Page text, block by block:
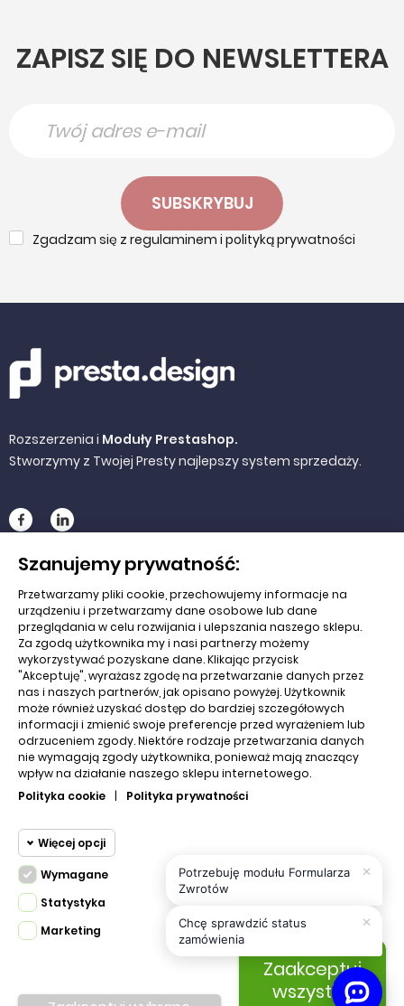
ZAPISZ SIĘ DO NEWSLETTERA
SUBSKRYBUJ
Zgadzam się z regulaminem i polityką prywatności
Rozszerzenia i Moduły Prestashop.
Stworzymy z Twojej Presty najlepszy system sprzedaży.
NA SKRÓTY
Koszyk
O nas
Edu nrzędzia
Regulamin
Kontakt z nami
Polityka prywatności
PRESTA.DESIGN © 2023 Stworzone z
All Rights Reserved.
Szanujemy prywatność:
Przetwarzamy pliki cookie, przechowujemy informacje na
urządzeniu i przetwarzamy dane osobowe lub dane
przeglądania w celu rozwijania i ulepszania naszego sklepu.
Za zgodą użytkownika my i nasi partnerzy możemy
wykorzystywać pozyskane dane. Klikając przycisk
"Akceptuję", wyrażasz zgodę na przetwarzanie danych przez
nas i naszych partnerów, jak opisano powyżej. Użytkownik
może również uzyskać dostęp do bardziej szczegółowych
informacji i zmienić swoje preferencje przed wyrażeniem lub
odrzuceniem zgody. Niektóre rodzaje przetwarzania danych
nie wymagają zgody użytkownika, ponieważ mają znaczący
wpływ na działanie naszego sklepu internetowego.
Polityka cookie
| Polityka prywatności
Więcej opcji
Wymagane Cookie funkcjonalne
Wymagane pliki cookie oraz cookie
HttpOnly. Pliki cookie wymagane do
przeglądania witryny i korzystania z jej
podstawowych funkcji. Te pliki cookie
Cookie
Cookie
Wymagane
Statystyka
Marketing
Zaakceptuj
wszystko
Potrzebuję modułu Formularza
Zwrotów
×
Chcę sprawdzić status
zamówienia
×